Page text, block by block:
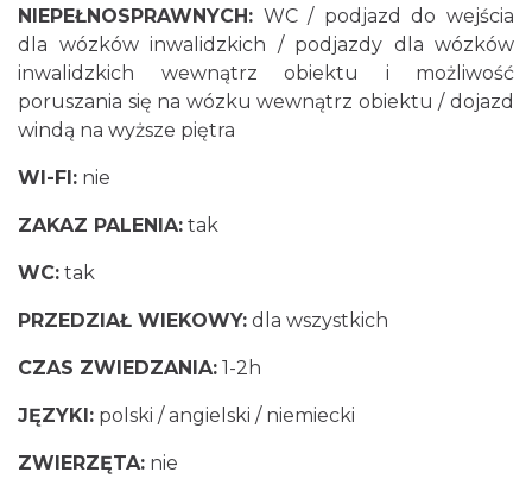
NIEPEŁNOSPRAWNYCH: WC / podjazd do wejścia
dla wózków inwalidzkich / podjazdy dla wózków
inwalidzkich wewnątrz obiektu i możliwość
poruszania się na wózku wewnątrz obiektu / dojazd
windą na wyższe piętra
WI-FI: nie
ZAKAZ PALENIA: tak
WC: tak
PRZEDZIAŁ WIEKOWY: dla wszystkich
CZAS ZWIEDZANIA: 1-2h
JĘZYKI: polski / angielski / niemiecki
ZWIERZĘTA: nie